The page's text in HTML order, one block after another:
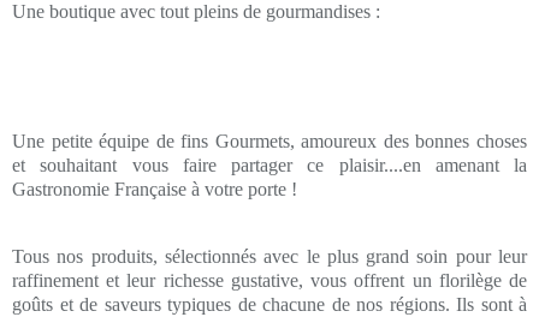
Une boutique avec tout pleins de gourmandises :
Une petite équipe de fins Gourmets, amoureux des bonnes choses
et souhaitant vous faire partager ce plaisir....en amenant la
Gastronomie Française à votre porte !
Tous nos produits, sélectionnés avec le plus grand soin pour leur
raffinement et leur richesse gustative, vous offrent un florilège de
goûts et de saveurs typiques de chacune de nos régions. Ils sont à